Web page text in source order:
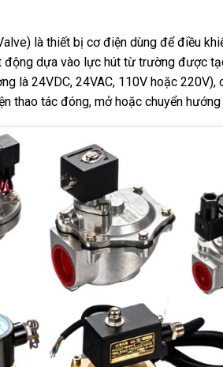
là thiết bị cơ điện dùng để điều
động dựa vào lực hút từ trường được
là 24VDC, 24VAC, 110V hoặc
thao tác đóng, mở hoặc chuyển